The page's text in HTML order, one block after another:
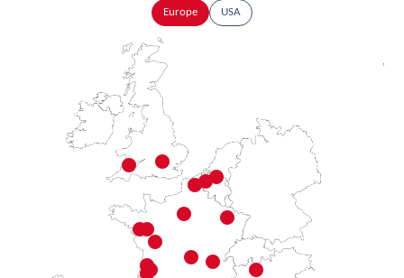
Europe USA